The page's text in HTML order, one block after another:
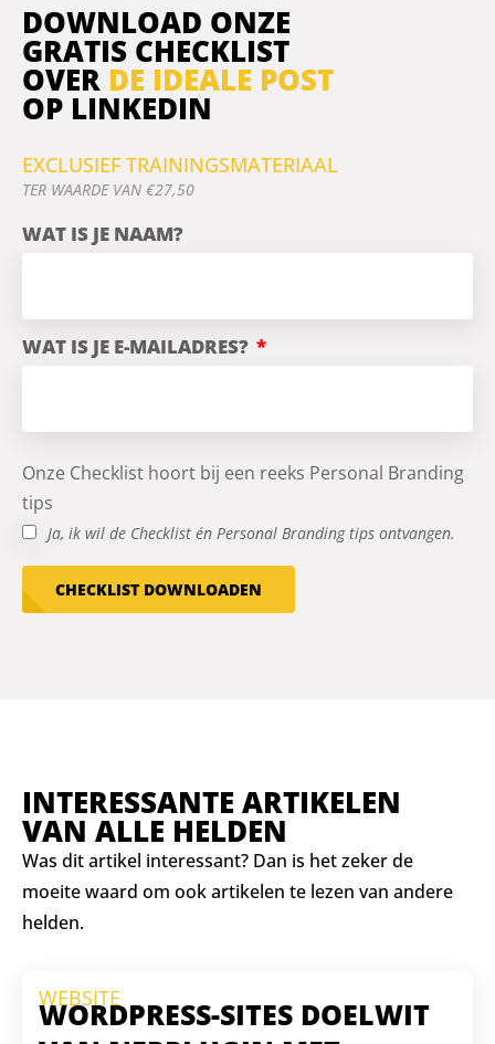
DOWNLOAD ONZE
GRATIS CHECKLIST
OVER DE IDEALE POST
OP LINKEDIN
EXCLUSIEF TRAININGSMATERIAAL
TER WAARDE VAN €27,50
WAT IS JE NAAM?
WAT IS JE E-MAILADRES?
Onze Checklist hoort bij een reeks Personal Branding
tips
Ja, ik wil de Checklist én Personal Branding tips ontvangen.
CHECKLIST DOWNLOADEN
INTERESSANTE ARTIKELEN
VAN ALLE HELDEN
Was dit artikel interessant? Dan is het zeker de
moeite waard om ook artikelen te lezen van andere
helden.
WEBSITE
WORDPRESS-SITES DOELWIT